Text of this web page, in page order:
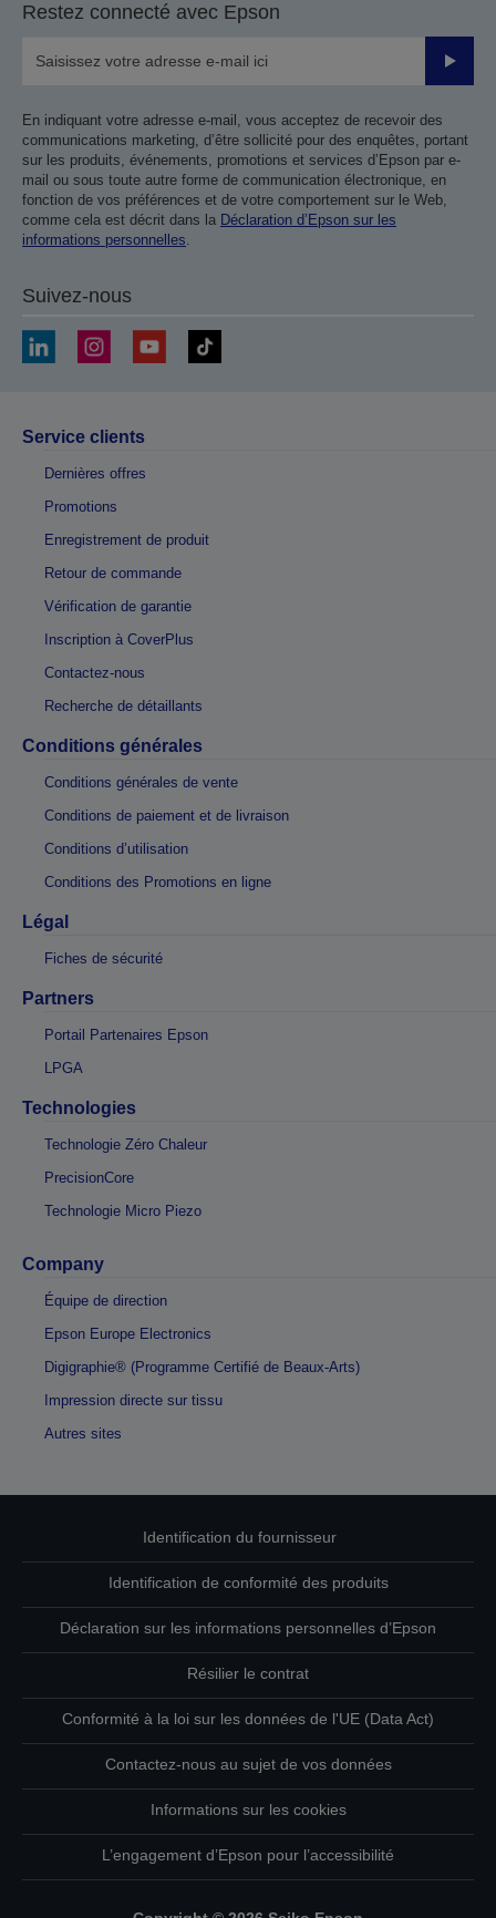
Restez connecté avec Epson
Valider
En indiquant votre adresse e-mail, vous acceptez de recevoir des
communications marketing, d’être sollicité pour des enquêtes, portant
sur les produits, événements, promotions et services d’Epson par e-
mail ou sous toute autre forme de communication électronique, en
fonction de vos préférences et de votre comportement sur le Web,
comme cela est décrit dans la Déclaration d’Epson sur les
informations personnelles.
Suivez-nous
Service clients
Dernières offres
Promotions
Enregistrement de produit
Retour de commande
Vérification de garantie
Inscription à CoverPlus
Contactez-nous
Recherche de détaillants
Conditions générales
Conditions générales de vente
Conditions de paiement et de livraison
Conditions d’utilisation
Conditions des Promotions en ligne
Légal
Fiches de sécurité
Partners
Portail Partenaires Epson
LPGA
Technologies
Technologie Zéro Chaleur
PrecisionCore
Technologie Micro Piezo
Company
Équipe de direction
Epson Europe Electronics
Digigraphie® (Programme Certifié de Beaux-Arts)
Impression directe sur tissu
Autres sites
Identification du fournisseur
Identification de conformité des produits
Déclaration sur les informations personnelles d’Epson
Résilier le contrat
Conformité à la loi sur les données de l'UE (Data Act)
Contactez-nous au sujet de vos données
Informations sur les cookies
L’engagement d’Epson pour l’accessibilité